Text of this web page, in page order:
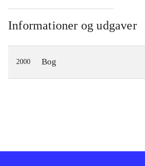
Informationer og udgaver
2000 Bog